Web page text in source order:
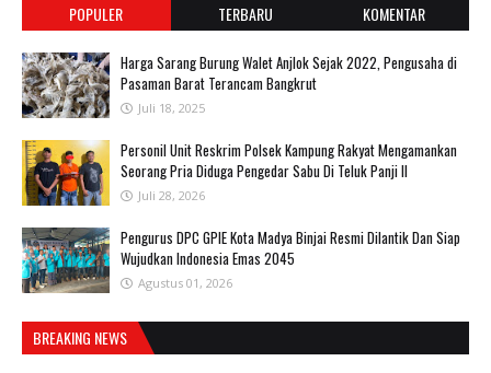
POPULER TERBARU KOMENTAR
Harga Sarang Burung Walet Anjlok Sejak 2022, Pengusaha di
Pasaman Barat Terancam Bangkrut
Juli 18, 2025
Personil Unit Reskrim Polsek Kampung Rakyat Mengamankan
Seorang Pria Diduga Pengedar Sabu Di Teluk Panji II
Juli 28, 2026
Pengurus DPC GPIE Kota Madya Binjai Resmi Dilantik Dan Siap
Wujudkan Indonesia Emas 2045
Agustus 01, 2026
BREAKING NEWS